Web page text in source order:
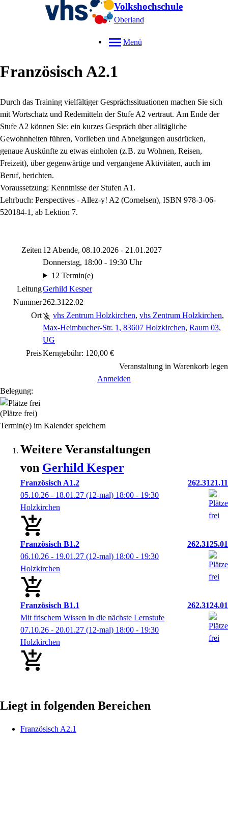
Volkshochschule
Oberland
Menü
Französisch A2.1
Durch das Training vielfältiger Gesprächssituationen machen Sie sich
mit Wortschatz und Redemitteln der Stufe A2 vertraut. Am Ende der
Stufe A2 können Sie: ein kurzes Gespräch über alltägliche
Gewohnheiten führen, Vorlieben und Abneigungen ausdrücken,
genaue Auskünfte zu etwas einholen (z.B. zu Wohnen, Reisen,
Freizeit), über gegenwärtige und vergangene Aktivitäten, auch im
Beruf, berichten.
Voraussetzung: Kenntnisse der Stufen A1.
Lehrbuch: Perspectives - Allez-y! A2 (Cornelsen), ISBN 978-3-06-
520184-1, ab Lektion 7.
Zeiten 12 Abende, 08.10.2026 - 21.01.2027
Donnerstag, 18:00 - 19:30 Uhr
12 Termin(e)
LeitungGerhild Kesper
Nummer262.3122.02
Ort
vhs Zentrum Holzkirchen, vhs Zentrum Holzkirchen,
Max-Heimbucher-Str. 1, 83607 Holzkirchen, Raum 03,
UG
PreisKerngebühr: 120,00 €
Veranstaltung in Warenkorb legen
Anmelden
Belegung:
(Plätze frei)
Termin(e) im Kalender speichern
Weitere Veranstaltungen
von Gerhild Kesper
Französisch A1.2
262.3121.11
05.10.26 - 18.01.27 (12-mal) 18:00 - 19:30
Holzkirchen
Französisch B1.2
262.3125.01
06.10.26 - 19.01.27 (12-mal) 18:00 - 19:30
Holzkirchen
Französisch B1.1
262.3124.01
Mit frischem Wissen in die nächste Lernstufe
07.10.26 - 20.01.27 (12-mal) 18:00 - 19:30
Holzkirchen
Liegt in folgenden Bereichen
Französisch A2.1